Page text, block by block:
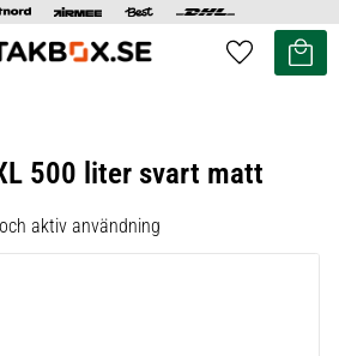
Favoriter
Kundvagn
500 liter svart matt
aktiv användning